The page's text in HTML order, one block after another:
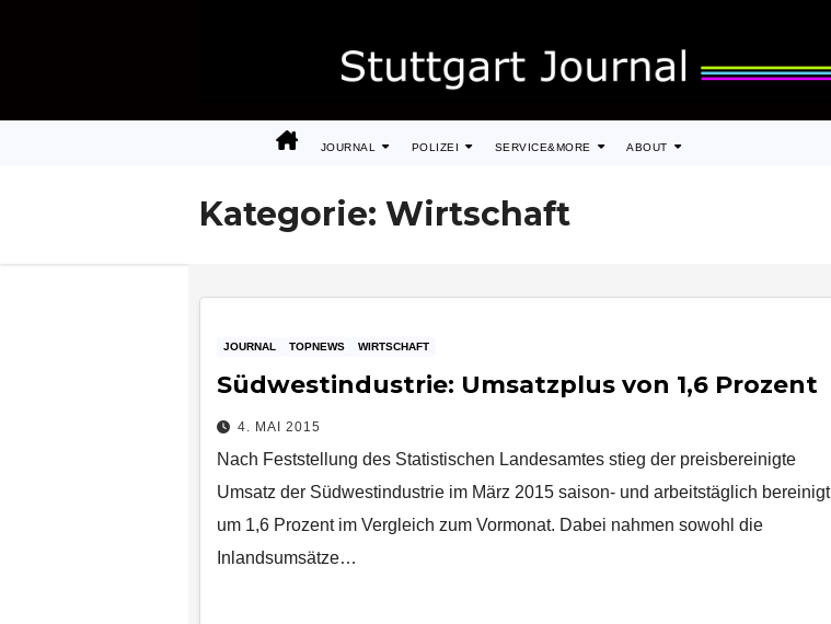
JOURNAL POLIZEI SERVICE&MORE ABOUT
Kategorie: Wirtschaft
JOURNAL TOPNEWS WIRTSCHAFT
Südwestindustrie: Umsatzplus von 1,6 Prozent
4. MAI 2015
Nach Feststellung des Statistischen Landesamtes stieg der preisbereinigte
Umsatz der Südwestindustrie im März 2015 saison- und arbeitstäglich bereinigt
um 1,6 Prozent im Vergleich zum Vormonat. Dabei nahmen sowohl die
Inlandsumsätze…